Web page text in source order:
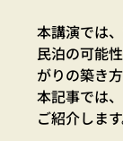
本講演では
民泊の可能
がりの築き
本記事では
ご紹介します